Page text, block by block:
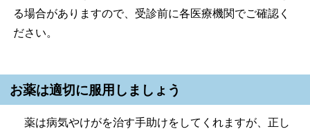
る場合がありますので、受診前に各医療機関でご確認く
ださい。
お薬は適切に服用しましょう
薬は病気やけがを治す手助けをしてくれますが、正し